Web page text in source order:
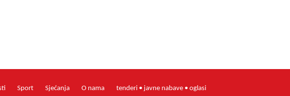
Sport Sjećanja O nama tenderi • javne nabave • oglasi